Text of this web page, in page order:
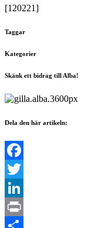
[120221]
Taggar
Kategorier
Skänk ett bidrag till Alba!
Dela den här artikeln:
Facebook
Twitter
LinkedIn
Print